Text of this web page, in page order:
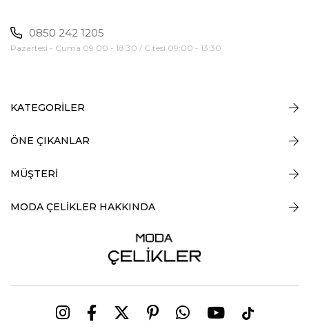
0850 242 1205
Pazartesi - Cuma 09:00 - 18:30 / C.tesi 09:00 - 13:30
KATEGORİLER
ÖNE ÇIKANLAR
MÜŞTERİ
MODA ÇELİKLER HAKKINDA